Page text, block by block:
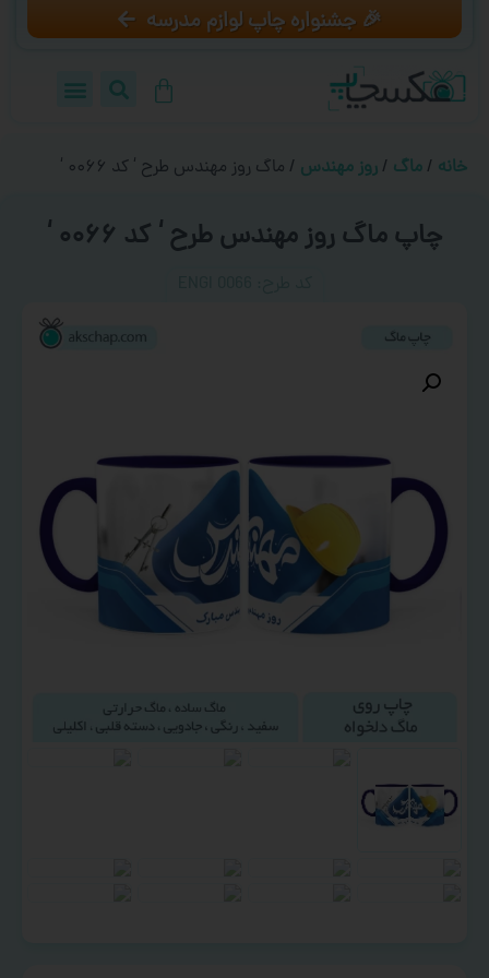
🎉 جشنواره چاپ لوازم مدرسه
خانه / ماگ / روز مهندس / ماگ روز مهندس طرح ‘ کد ۰۰۶۶ ‘
چاپ ماگ روز مهندس طرح ‘ کد ۰۰۶۶ ‘